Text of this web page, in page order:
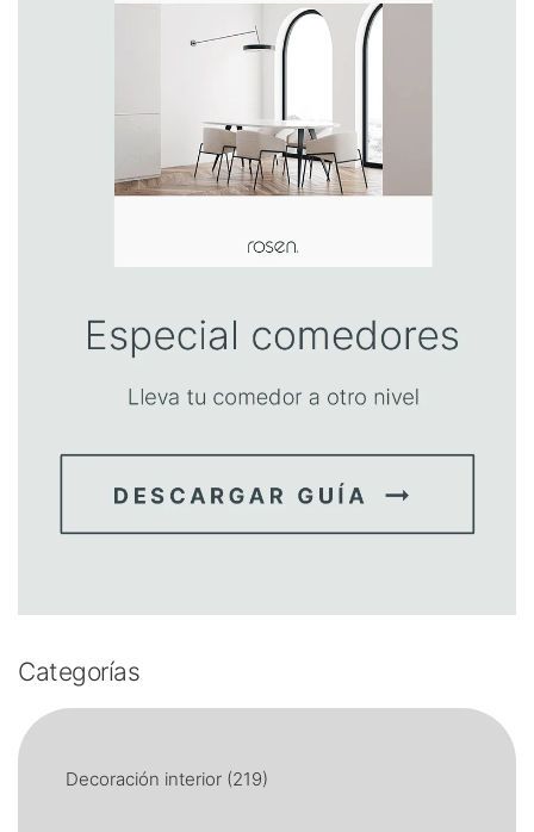
Categorías
Decoración interior (219)